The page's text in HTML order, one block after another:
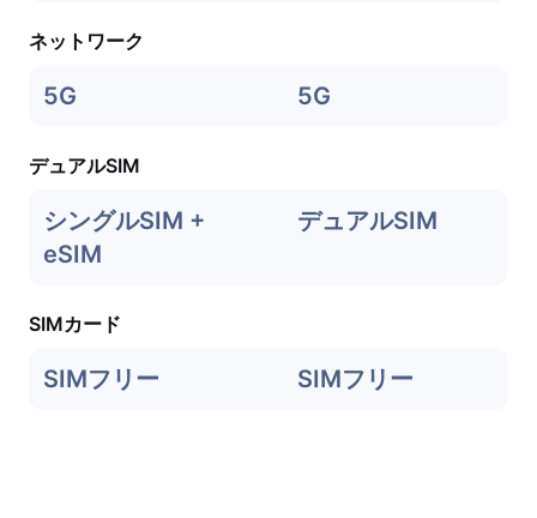
ネットワーク
5G 5G
デュアルSIM
シングルSIM +
eSIM
デュアルSIM
SIMカード
SIMフリー SIMフリー